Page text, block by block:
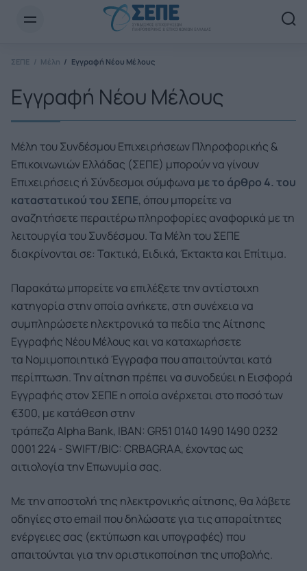
ΣΕΠΕ Μέλη Εγγραφή Νέου Μέλους
Εγγραφή Νέου Μέλους
Μέλη του Συνδέσμου Επιχειρήσεων Πληροφορικής &
Επικοινωνιών Ελλάδας (ΣΕΠΕ) μπορούν να γίνουν
Επιχειρήσεις ή Σύνδεσμοι σύμφωνα με το άρθρο 4. του
καταστατικού του ΣΕΠΕ, όπου μπορείτε να
αναζητήσετε περαιτέρω πληροφορίες αναφορικά με τη
λειτουργία του Συνδέσμου. Τα Μέλη του ΣΕΠΕ
διακρίνονται σε: Τακτικά, Ειδικά, Έκτακτα και Επίτιμα.
Παρακάτω μπορείτε να επιλέξετε την αντίστοιχη
κατηγορία στην οποία ανήκετε, στη συνέχεια να
συμπληρώσετε ηλεκτρονικά τα πεδία της Αίτησης
Εγγραφής Νέου Μέλους και να καταχωρήσετε
τα Νομιμοποιητικά Έγγραφα που απαιτούνται κατά
περίπτωση. Την αίτηση πρέπει να συνοδεύει η Εισφορά
Εγγραφής στον ΣΕΠΕ η οποία ανέρχεται στο ποσό των
€300, με κατάθεση στην
τράπεζα Alpha Bank, IBAN: GR51 0140 1490 1490 0232
0001 224 - SWIFT/BIC: CRBAGRAA, έχοντας ως
αιτιολογία την Επωνυμία σας.
Με την αποστολή της ηλεκτρονικής αίτησης, θα λάβετε
οδηγίες στο email που δηλώσατε για τις απαραίτητες
ενέργειες σας (εκτύπωση και υπογραφές) που
απαιτούνται για την οριστικοποίηση της υποβολής.
Newsletter Email*